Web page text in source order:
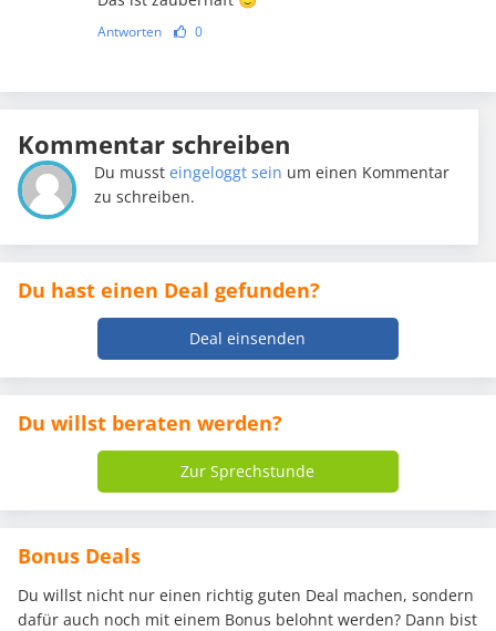
Antworten 0
Kommentar schreiben
Du mussteingeloggt sein um einen Kommentar
zu schreiben.
Du hast einen Deal gefunden?
Deal einsenden
Du willst beraten werden?
Zur Sprechstunde
Bonus Deals
Du willst nicht nur einen richtig guten Deal machen, sondern
dafür auch noch mit einem Bonus belohnt werden? Dann bist